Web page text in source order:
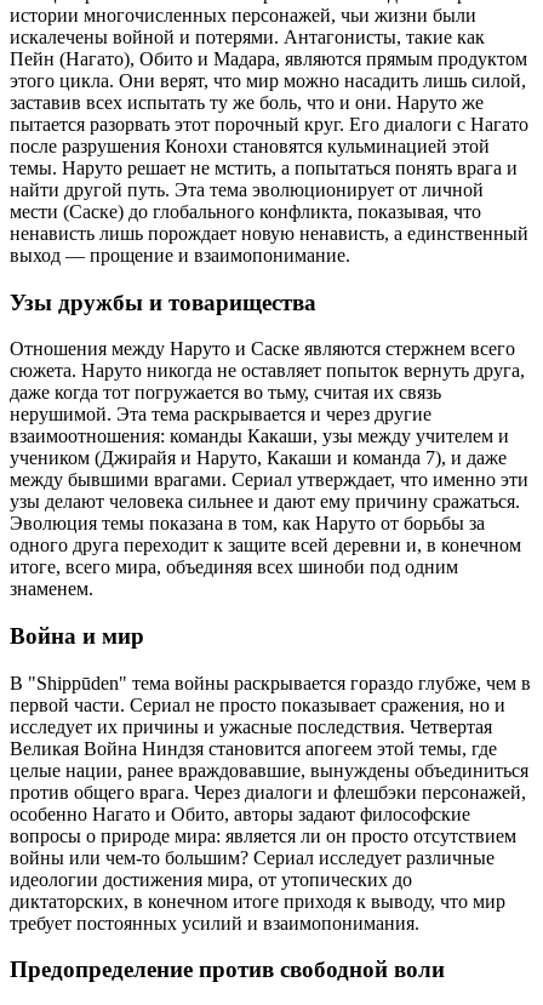
истории многочисленных персонажей, чьи жизни были
искалечены войной и потерями. Антагонисты, такие как
Пейн (Нагато), Обито и Мадара, являются прямым продуктом
этого цикла. Они верят, что мир можно насадить лишь силой,
заставив всех испытать ту же боль, что и они. Наруто же
пытается разорвать этот порочный круг. Его диалоги с Нагато
после разрушения Конохи становятся кульминацией этой
темы. Наруто решает не мстить, а попытаться понять врага и
найти другой путь. Эта тема эволюционирует от личной
мести (Саске) до глобального конфликта, показывая, что
ненависть лишь порождает новую ненависть, а единственный
выход — прощение и взаимопонимание.
Узы дружбы и товарищества
Отношения между Наруто и Саске являются стержнем всего
сюжета. Наруто никогда не оставляет попыток вернуть друга,
даже когда тот погружается во тьму, считая их связь
нерушимой. Эта тема раскрывается и через другие
взаимоотношения: команды Какаши, узы между учителем и
учеником (Джирайя и Наруто, Какаши и команда 7), и даже
между бывшими врагами. Сериал утверждает, что именно эти
узы делают человека сильнее и дают ему причину сражаться.
Эволюция темы показана в том, как Наруто от борьбы за
одного друга переходит к защите всей деревни и, в конечном
итоге, всего мира, объединяя всех шиноби под одним
знаменем.
Война и мир
В "Shippūden" тема войны раскрывается гораздо глубже, чем в
первой части. Сериал не просто показывает сражения, но и
исследует их причины и ужасные последствия. Четвертая
Великая Война Ниндзя становится апогеем этой темы, где
целые нации, ранее враждовавшие, вынуждены объединиться
против общего врага. Через диалоги и флешбэки персонажей,
особенно Нагато и Обито, авторы задают философские
вопросы о природе мира: является ли он просто отсутствием
войны или чем-то большим? Сериал исследует различные
идеологии достижения мира, от утопических до
диктаторских, в конечном итоге приходя к выводу, что мир
требует постоянных усилий и взаимопонимания.
Предопределение против свободной воли